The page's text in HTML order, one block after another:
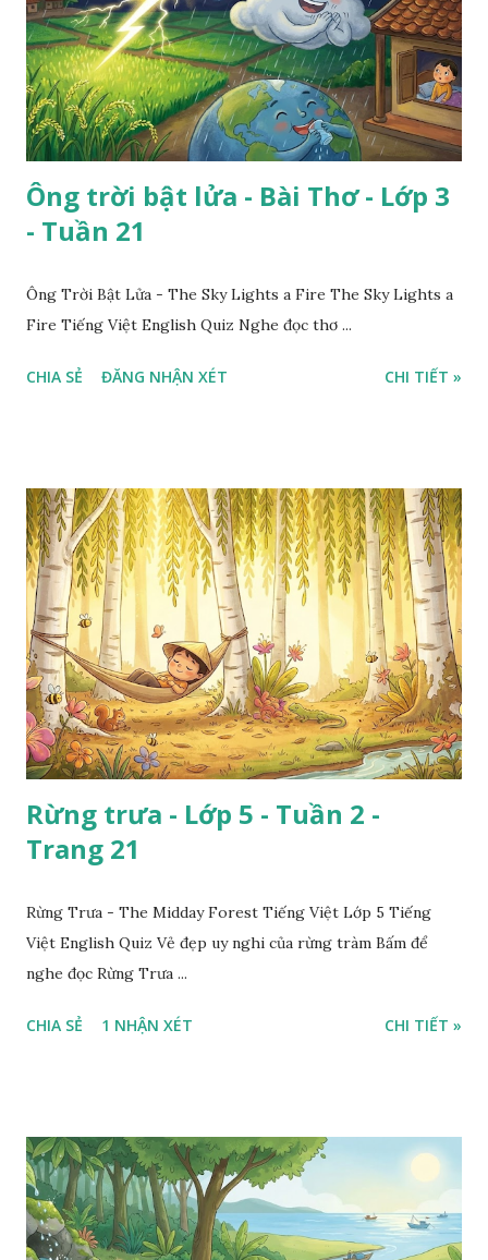
Ông trời bật lửa - Bài Thơ - Lớp 3
- Tuần 21
Ông Trời Bật Lửa - The Sky Lights a Fire The Sky Lights a
Fire Tiếng Việt English Quiz Nghe đọc thơ ...
CHIA SẺ ĐĂNG NHẬN XÉT CHI TIẾT »
Rừng trưa - Lớp 5 - Tuần 2 -
Trang 21
Rừng Trưa - The Midday Forest Tiếng Việt Lớp 5 Tiếng
Việt English Quiz Vẻ đẹp uy nghi của rừng tràm Bấm để
nghe đọc Rừng Trưa ...
CHIA SẺ 1 NHẬN XÉT CHI TIẾT »